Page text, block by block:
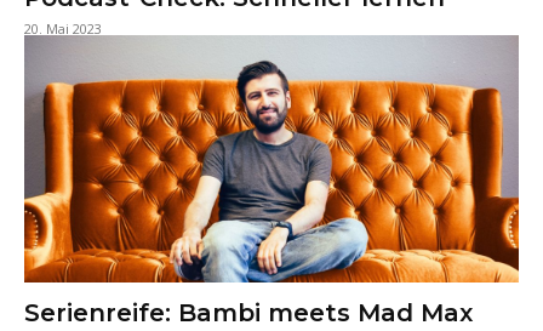
20. Mai 2023
Serienreife: Bambi meets Mad Max